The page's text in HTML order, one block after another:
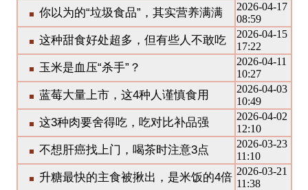
你以为的“垃圾食品”，其实营养满满
2026-04-17
08:59
这种甜食好处超多，但有些人不敢吃
2026-04-15
17:22
玉米是血压“杀手”？
2026-04-11
10:27
蓝莓大量上市，这4种人谨慎食用
2026-04-03
10:49
这3种肉要舍得吃，吃对比补品强
2026-04-02
12:10
不想肝癌找上门，喝茶时注意3点
2026-03-23
11:10
升糖最快的主食被揪出，是米饭的4倍 2026-03-21
11:38